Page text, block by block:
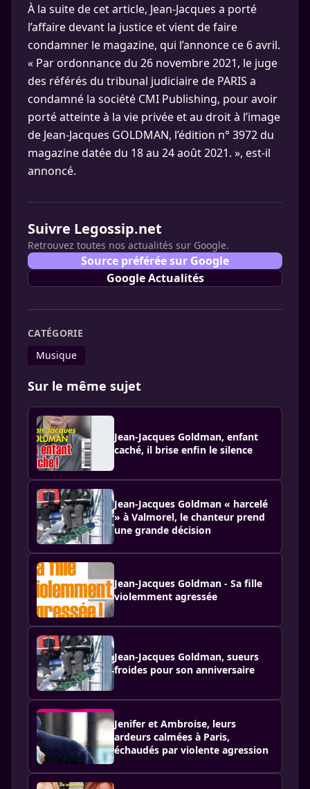
À la suite de cet article, Jean-Jacques a porté
l’affaire devant la justice et vient de faire
condamner le magazine, qui l’annonce ce 6 avril.
« Par ordonnance du 26 novembre 2021, le juge
des référés du tribunal judiciaire de PARIS a
condamné la société CMI Publishing, pour avoir
porté atteinte à la vie privée et au droit à l’image
de Jean-Jacques GOLDMAN, l’édition n° 3972 du
magazine datée du 18 au 24 août 2021. », est-il
annoncé.
Suivre Legossip.net
Retrouvez toutes nos actualités sur Google.
Source préférée sur Google
Google Actualités
CATÉGORIE
Musique
Sur le même sujet
Jean-Jacques Goldman, enfant
caché, il brise enfin le silence
Jean-Jacques Goldman « harcelé
» à Valmorel, le chanteur prend
une grande décision
Jean-Jacques Goldman - Sa fille
violemment agressée
Jean-Jacques Goldman, sueurs
froides pour son anniversaire
Jenifer et Ambroise, leurs
ardeurs calmées à Paris,
échaudés par violente agression